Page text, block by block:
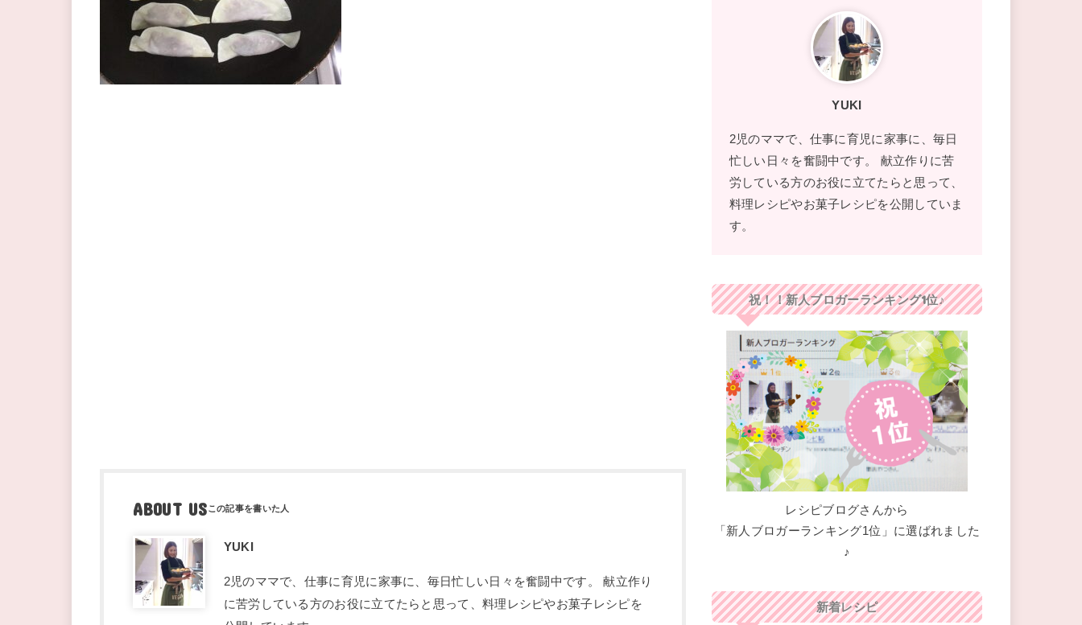
ABOUT US
YUKI
2児のママで、仕事に育児に家事に、毎日忙しい日々を奮闘中です。 献立作り
に苦労している方のお役に立てたらと思って、料理レシピやお菓子レシピを
YUKI
2児のママで、仕事に育児に家事に、毎日
忙しい日々を奮闘中です。 献立作りに苦
労している方のお役に立てたらと思って、
料理レシピやお菓子レシピを公開していま
す。
祝！！新人ブロガーランキング1位♪
レシピブログさんから
「新人ブロガーランキング1位」に選ばれました
♪
新着レシピ